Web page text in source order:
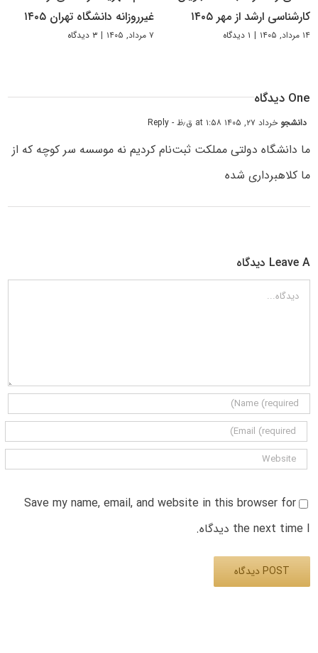
کارشناسی ارشد از مهر ۱۴۰۵
۱۴ مرداد, ۱۴۰۵ | ۱ دیدگاه
غیرروزانه دانشگاه تهران ۱۴۰۵
۷ مرداد, ۱۴۰۵ | ۳ دیدگاه
One دیدگاه
دانشجو خرداد ۲۷, ۱۴۰۵ at ۱:۵۸ ق٫ظ - Reply
ما دانشگاه دولتی مملکت ثبت‌نام کردیم نه موسسه سر کوچه که از
ما کلاهبرداری شده
Leave A دیدگاه
دیدگاه
Save my name, email, and website in this browser for
the next time I دیدگاه.